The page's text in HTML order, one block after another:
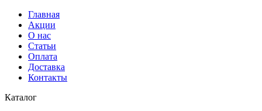
Главная
Акции
О нас
Статьи
Оплата
Доставка
Контакты
Каталог